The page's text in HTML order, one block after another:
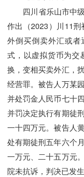
四川省乐山市中级
作出（2023）川11
外倒买倒卖外汇或
式，以虚拟货币为交
换，变相买卖外汇，
经营罪。被告人万某
并处罚金人民币七十
并罚决定执行有期徒
一十四万元。被告人
处有期徒刑五年六个
一万元、二十五万元
院未抗诉，判决已发生